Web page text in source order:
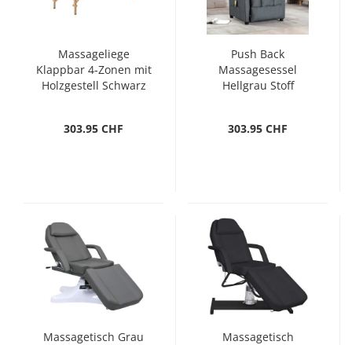
Massageliege
Klappbar 4-Zonen mit
Holzgestell Schwarz
303.95 CHF
Push Back
Massagesessel
Hellgrau Stoff
303.95 CHF
Massagetisch Grau Massagetisch